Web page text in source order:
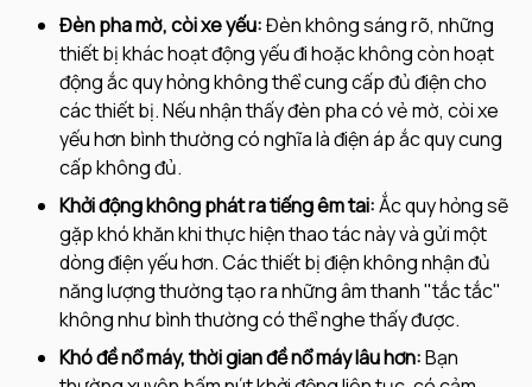
Đèn pha mờ, còi xe yếu:Đèn không sáng rõ, những
thiết bị khác hoạt động yếu đi hoặc không còn hoạt
động ắc quy hỏng không thể cung cấp đủ điện cho
các thiết bị. Nếu nhận thấy đèn pha có vẻ mờ, còi xe
yếu hơn bình thường có nghĩa là điện áp ắc quy cung
cấp không đủ.
Khởi động không phát ra tiếng êm tai:Ắc quy hỏng sẽ
gặp khó khăn khi thực hiện thao tác này và gửi một
dòng điện yếu hơn. Các thiết bị điện không nhận đủ
năng lượng thường tạo ra những âm thanh "tắc tắc"
không như bình thường có thể nghe thấy được.
Khó đề nổ máy, thời gian đề nổ máy lâu hơn:Bạn